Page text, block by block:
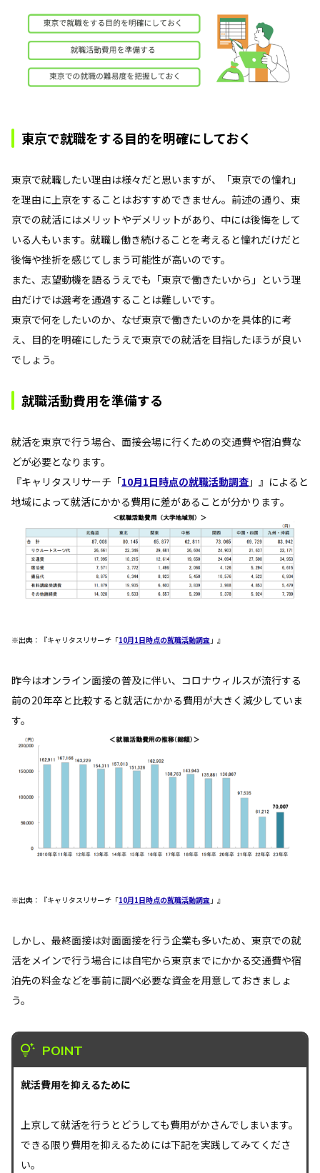
東京で就職をする目的を明確にしておく
東京で就職したい理由は様々だと思いますが、「東京での憧れ」
を理由に上京をすることはおすすめできません。前述の通り、東
京での就活にはメリットやデメリットがあり、中には後悔をして
いる人もいます。就職し働き続けることを考えると憧れだけだと
後悔や挫折を感じてしまう可能性が高いのです。
また、志望動機を語るうえでも「東京で働きたいから」という理
由だけでは選考を通過することは難しいです。
東京で何をしたいのか、なぜ東京で働きたいのかを具体的に考
え、目的を明確にしたうえで東京での就活を目指したほうが良い
でしょう。
就職活動費用を準備する
就活を東京で行う場合、面接会場に行くための交通費や宿泊費な
どが必要となります。
『キャリタスリサーチ「10月1日時点の就職活動調査 」』によると
地域によって就活にかかる費用に差があることが分かります。
※出典：『キャリタスリサーチ「10月1日時点の就職活動調査 」』
昨今はオンライン面接の普及に伴い、コロナウィルスが流行する
前の20年卒と比較すると就活にかかる費用が大きく減少していま
す。
※出典：『キャリタスリサーチ「10月1日時点の就職活動調査 」』
しかし、最終面接は対面面接を行う企業も多いため、東京での就
活をメインで行う場合には自宅から東京までにかかる交通費や宿
泊先の料金などを事前に調べ必要な資金を用意しておきましょ
う。
POINT
就活費用を抑えるために
上京して就活を行うとどうしても費用がかさんでしまいます。
できる限り費用を抑えるためには下記を実践してみてくださ
い。